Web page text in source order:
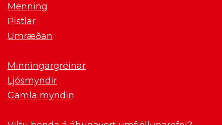
Menning
Pistlar
Umræðan
Minningargreinar
Ljósmyndir
Gamla myndin